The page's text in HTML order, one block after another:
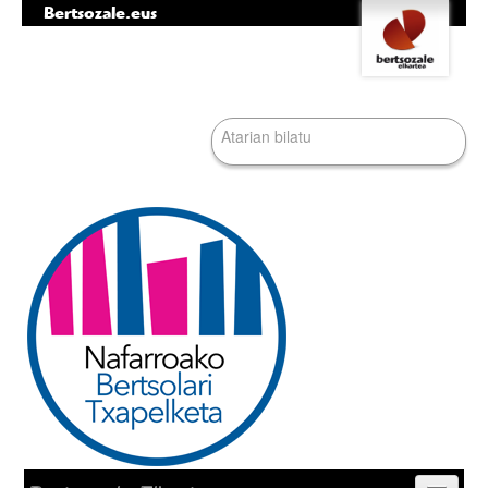
Bertsozale.eus
Bilatu atarian
aurreratua…